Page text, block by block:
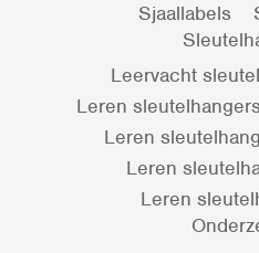
Sjaallabels
Leervacht
Leren
Leren
Leren
Leren